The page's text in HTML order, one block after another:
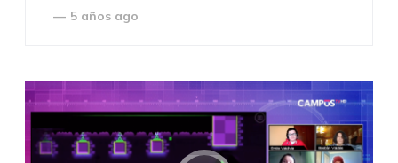
— 5 años ago